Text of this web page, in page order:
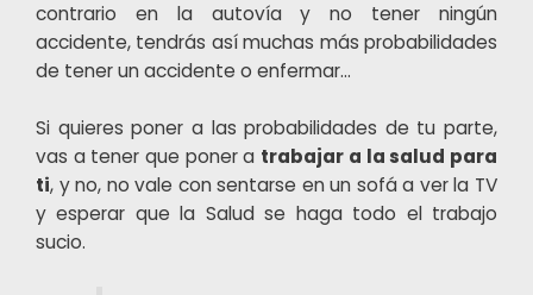
contrario en la autovía y no tener ningún
accidente, tendrás así muchas más probabilidades
de tener un accidente o enfermar…
Si quieres poner a las probabilidades de tu parte,
vas a tener que poner a trabajar a la salud para
ti, y no, no vale con sentarse en un sofá a ver la TV
y esperar que la Salud se haga todo el trabajo
sucio.